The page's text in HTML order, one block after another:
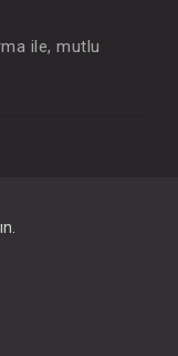
ile, mutlu